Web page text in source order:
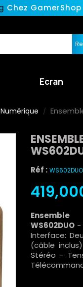
Chez
Ecran
Réf : WS602DUO
WS602DUO -
Interface:
(câble
Stéréo -